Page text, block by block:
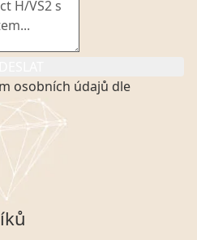
osobních údajů dle
odkaz, v souladu se
platném znění výslovně
a uchováním veškerých
poskytuji prostřednictvím
IČO: 05892481. Tyto
VVDiamonds s.r.o., IČO: